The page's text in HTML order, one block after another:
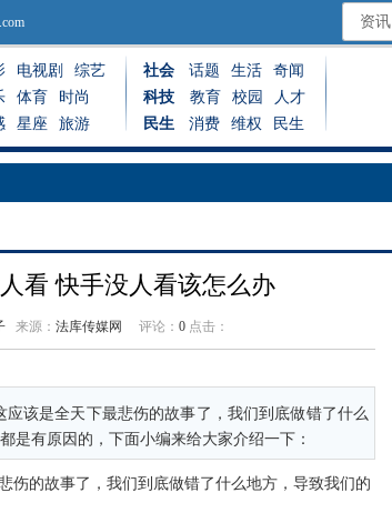
资讯
电视剧
综艺
体育
时尚
星座 旅游
社会 话题 生活
奇闻
科技
教育 校园
人才
民生
消费 维权 民生
看 快手没人看该怎么办
来源： 法库传媒网 评论： 0点击：
该是全天下最悲伤的故事了，我们到底做错了什么
有原因的，下面小编来给大家介绍一下：
的故事了，我们到底做错了什么地方，导致我们的